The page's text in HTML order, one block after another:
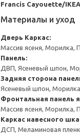
Francis Cayouette/
Материалы и уход
Дверь Каркас:
Массив ясеня, Морилка,
Панель:
ДВП, Ясеневый шпон,
Задняя сторона
Ясеневый шпон,
Фронтальная панель
Массив ясеня, Морилка,
Каркас навесного
ДСП, Меламиновая